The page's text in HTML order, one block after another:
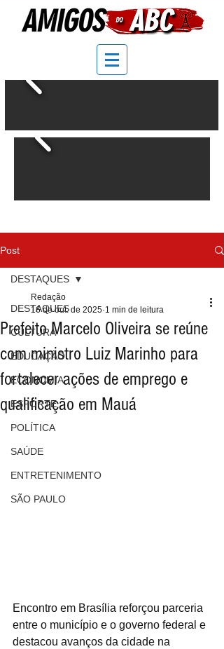
Post
DESTAQUES
CULTURA
EDUCAÇÃO
ECONOMIA
ESPORTE
POLÍTICA
SAÚDE
ENTRETENIMENTO
SÃO PAULO
DESTAQUES
Prefeito Marcelo Oliveira se reúne
com ministro Luiz Marinho para
fortalecer ações de emprego e
qualificação em Mauá
Redação
16 de out. de 2025 1 min de leitura
Encontro em Brasília reforçou parceria
entre o município e o governo federal e
destacou avanços da cidade na